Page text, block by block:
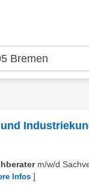
m/w/d
Infos ]